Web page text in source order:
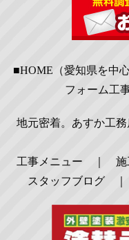
■HOME（愛知県を中
フォーム工
地元密着。あすか工
工事メニュー
施
スタッフブログ